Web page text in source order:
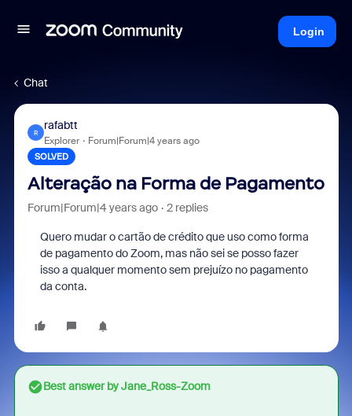
Login
Chat
R
rafabtt
Explorer Forum|Forum|4 years ago
SOLVED
Alteração na Forma de Pagamento
Forum|Forum|4 years ago 2 replies
Quero mudar o cartão de crédito que uso como forma
de pagamento do Zoom, mas não sei se posso fazer
isso a qualquer momento sem prejuízo no pagamento
da conta.
Best answer byJane_Ross-Zoom